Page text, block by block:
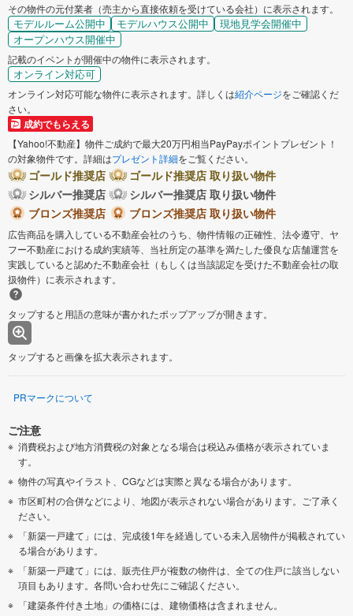
その物件の元付業者（売主から直接依頼を受けている会社）に表示されます。
モデルルーム公開中 モデルハウス公開中
現地見学会開催中
オープンハウス開催中
記載のイベントが開催中の物件に表示されます。
オンライン対応可
オンライン対応可能な物件に表示されます。詳しくは紹介ページをご確認くだ
さい。
成約でもらえる
【Yahoo!不動産】物件ご成約で最大20万円相当PayPayポイントプレゼント！
の対象物件です。詳細はプレゼント詳細をご覧ください。
ゴールド推奨店
ゴールド推奨店 取り扱い物件
シルバー推奨店
シルバー推奨店 取り扱い物件
ブロンズ推奨店
ブロンズ推奨店 取り扱い物件
広告商品を購入している不動産会社のうち、物件情報の正確性、法令遵守、ヤ
フー不動産における成約実績等、当社所定の基準を満たした優良な店舗運営を
実践していると認めた不動産会社（もしくは当該認定を受けた不動産会社の取
扱物件）に表示されます。
タップすると用語の意味が書かれたポップアップが開きます。
タップすると画像を拡大表示されます。
PRマークについて
ご注意
消費税および地方消費税の対象となる場合は税込み価格が表示されていま
す。
物件の写真やイラスト、CGなどは実際と異なる場合があります。
市区町村の合併などにより、地図が表示されない場合があります。ご了承く
ださい。
「新築一戸建て」には、完成後1年を経過している未入居物件が掲載されてい
る場合があります。
「新築一戸建て」には、販売住戸が複数の物件は、全ての住戸に該当しない
項目もあります。各問い合わせ先にご確認ください。
「建築条件付き土地」の価格には、建物価格は含まれません。